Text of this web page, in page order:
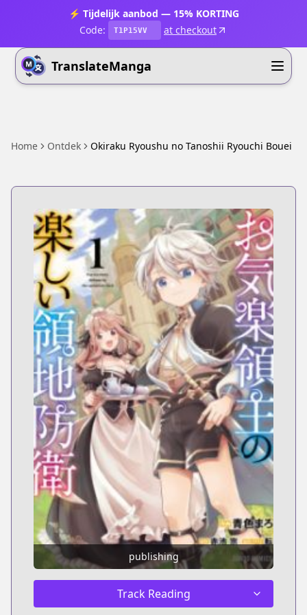
⚡ Tijdelijk aanbod — 15% KORTING
Code:
T1P15VV at checkout
TranslateManga
Home Ontdek Okiraku Ryoushu no Tanoshii Ryouchi Bouei
publishing
Track Reading